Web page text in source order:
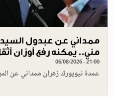
ممداني عن عبدول
مني.. يمكنه رفع أوزان
06/08/2026 - 21:00
عمدة نيويورك زهران ممداني عن